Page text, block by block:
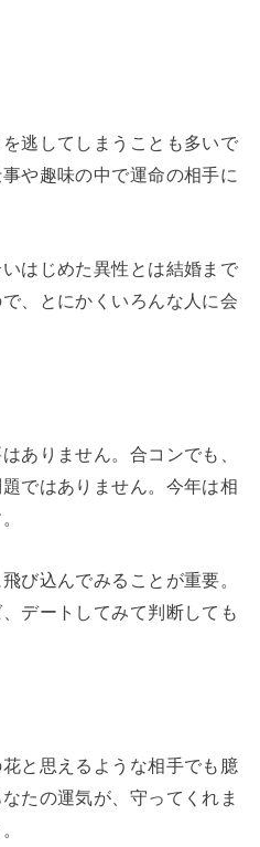
逃してしまうことも多いで
や趣味の中で運命の相手に
はじめた異性とは結婚まで
、とにかくいろんな人に会
ありません。合コンでも、
ではありません。今年は相
び込んでみることが重要。
デートしてみて判断しても
と思えるような相手でも臆
たの運気が、守ってくれま